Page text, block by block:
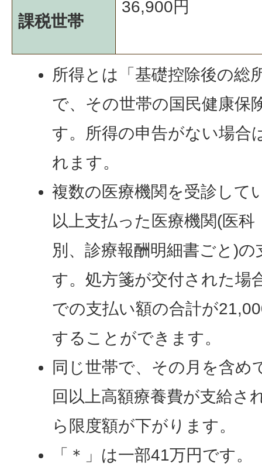
課税世帯
36,900円
所得とは「基礎控除後の総
で、その世帯の国民健康保
す。所得の申告がない場合
れます。
複数の医療機関を受診して
以上支払った医療機関(医
別、診療報酬明細書ごと)
す。処方箋が交付された場
での支払い額の合計が
することができます。
同じ世帯で、その月を含め
回以上高額療養費が支給さ
ら限度額が下がります。
「＊」は一部41万円です。